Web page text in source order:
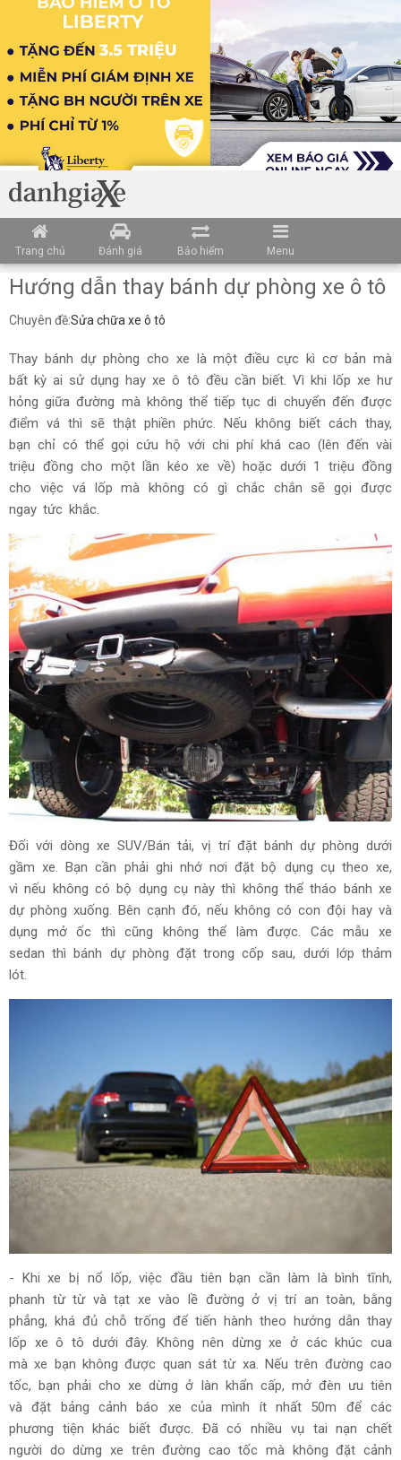
Trang chủ Đánh giá Bảo hiểm Menu
Hướng dẫn thay bánh dự phòng xe ô tô
Chuyên đề:Sửa chữa xe ô tô
Thay bánh dự phòng cho xe là một điều cực kì cơ bản mà
bất kỳ ai sử dụng hay xe ô tô đều cần biết. Vì khi lốp xe hư
hỏng giữa đường mà không thể tiếp tục di chuyển đến được
điểm vá thì sẽ thật phiền phức. Nếu không biết cách thay,
bạn chỉ có thể gọi cứu hộ với chi phí khá cao (lên đến vài
triệu đồng cho một lần kéo xe về) hoặc dưới 1 triệu đồng
cho việc vá lốp mà không có gì chắc chắn sẽ gọi được
ngay tức khắc.
Đối với dòng xe SUV/Bán tải, vị trí đặt bánh dự phòng dưới
gầm xe. Bạn cần phải ghi nhớ nơi đặt bộ dụng cụ theo xe,
vì nếu không có bộ dụng cụ này thì không thể tháo bánh xe
dự phòng xuống. Bên cạnh đó, nếu không có con đội hay và
dụng mở ốc thì cũng không thể làm được. Các mẫu xe
sedan thì bánh dự phòng đặt trong cốp sau, dưới lớp thảm
lót.
- Khi xe bị nổ lốp, việc đầu tiên bạn cần làm là bình tĩnh,
phanh từ từ và tạt xe vào lề đường ở vị trí an toàn, bằng
phẳng, khá đủ chỗ trống để tiến hành theo hướng dẫn thay
lốp xe ô tô dưới đây. Không nên dừng xe ở các khúc cua
mà xe bạn không được quan sát từ xa. Nếu trên đường cao
tốc, bạn phải cho xe dừng ở làn khẩn cấp, mở đèn ưu tiên
và đặt bảng cảnh báo xe của mình ít nhất 50m để các
phương tiện khác biết được. Đã có nhiều vụ tai nạn chết
người do dừng xe trên đường cao tốc mà không đặt cảnh